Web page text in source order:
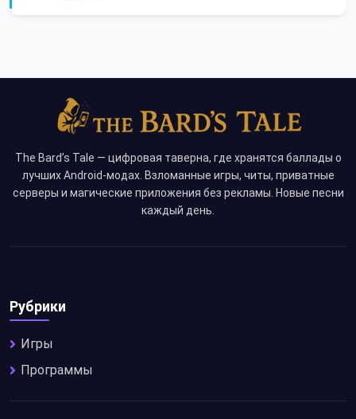
The Bard’s Tale — цифровая таверна, где хранятся баллады о
лучших Android-модах. Взломанные игры, читы, приватные
серверы и магические приложения без рекламы. Новые песни
каждый день.
Рубрики
Игры
Программы